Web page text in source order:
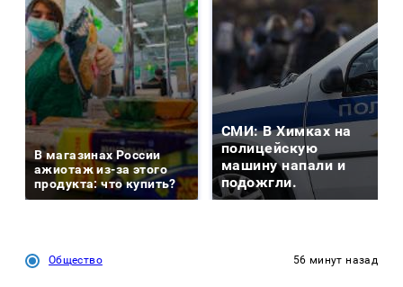
В магазинах России
ажиотаж из-за этого
продукта: что купить?
СМИ: В Химках на
полицейскую
машину напали и
подожгли.
Общество 56 минут назад